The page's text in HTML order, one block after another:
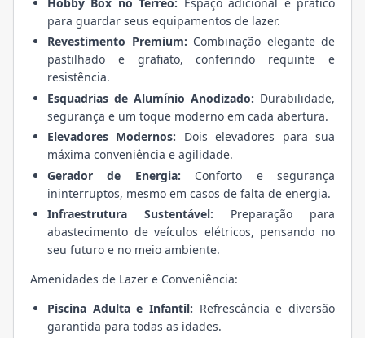
para guardar seus equipamentos de lazer.
Revestimento Premium: Combinação elegante de
pastilhado e grafiato, conferindo requinte e
resistência.
Esquadrias de Alumínio Anodizado: Durabilidade,
segurança e um toque moderno em cada abertura.
Elevadores Modernos: Dois elevadores para sua
máxima conveniência e agilidade.
Gerador de Energia: Conforto e segurança
ininterruptos, mesmo em casos de falta de energia.
Infraestrutura Sustentável: Preparação para
abastecimento de veículos elétricos, pensando no
seu futuro e no meio ambiente.
Amenidades de Lazer e Conveniência:
Piscina Adulta e Infantil: Refrescância e diversão
garantida para todas as idades.